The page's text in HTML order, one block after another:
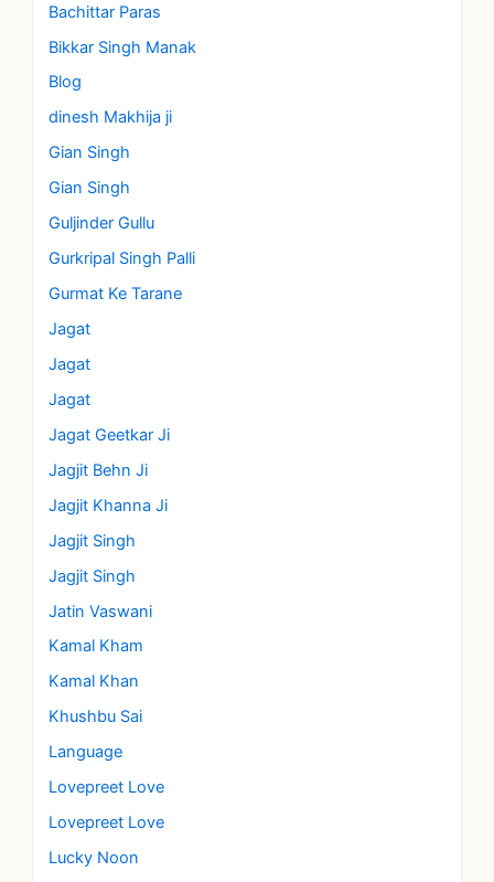
Bachittar Paras
Bikkar Singh Manak
Blog
dinesh Makhija ji
Gian Singh
Gian Singh
Guljinder Gullu
Gurkripal Singh Palli
Gurmat Ke Tarane
Jagat
Jagat
Jagat
Jagat Geetkar Ji
Jagjit Behn Ji
Jagjit Khanna Ji
Jagjit Singh
Jagjit Singh
Jatin Vaswani
Kamal Kham
Kamal Khan
Khushbu Sai
Language
Lovepreet Love
Lovepreet Love
Lucky Noon